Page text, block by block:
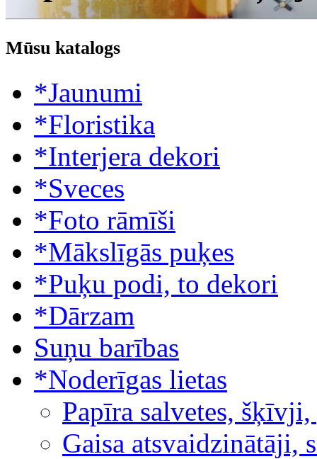
Mūsu katalogs
*Jaunumi
*Floristika
*Interjera dekori
*Sveces
*Foto rāmīši
*Mākslīgās puķes
*Puķu podi, to dekori
*Dārzam
Suņu barības
*Noderīgas lietas
Papīra salvetes,
Gaisa atsvaidzinātāji,